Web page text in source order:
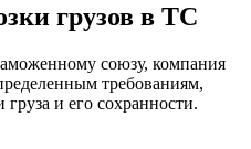
грузов в ТС
союзу, компания
требованиям,
груза и его сохранности.